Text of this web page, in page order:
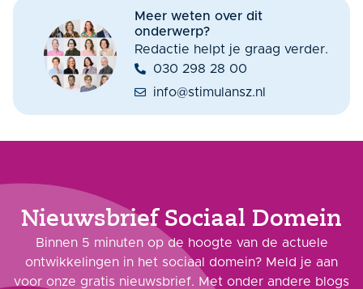
Meer weten over dit
onderwerp?
Redactie helpt je graag verder.
030 298 28 00
info@stimulansz.nl
Nieuwsbrief Sociaal Domein
Binnen 5 minuten op de hoogte van de actuele
ontwikkelingen in het sociaal domein? Meld je aan
voor onze gratis nieuwsbrief. Met onder andere blogs